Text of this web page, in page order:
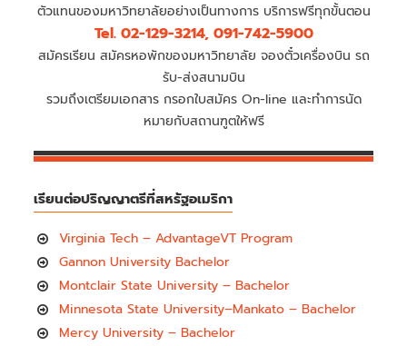
ตัวแทนของมหาวิทยาลัยอย่างเป็นทางการ บริการฟรีทุกขั้นตอน
Tel. 02-129-3214, 091-742-5900
สมัครเรียน สมัครหอพักของมหาวิทยาลัย จองตั๋วเครื่องบิน รถ
รับ-ส่งสนามบิน
รวมถึงเตรียมเอกสาร กรอกใบสมัคร On-line และทำการนัด
หมายกับสถานฑูตให้ฟรี
เรียนต่อปริญญาตรีที่สหรัฐอเมริกา
Virginia Tech – AdvantageVT Program
Gannon University Bachelor
Montclair State University – Bachelor
Minnesota State University–Mankato – Bachelor
Mercy University – Bachelor